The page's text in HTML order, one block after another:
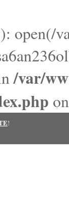
open(/
/var/
!